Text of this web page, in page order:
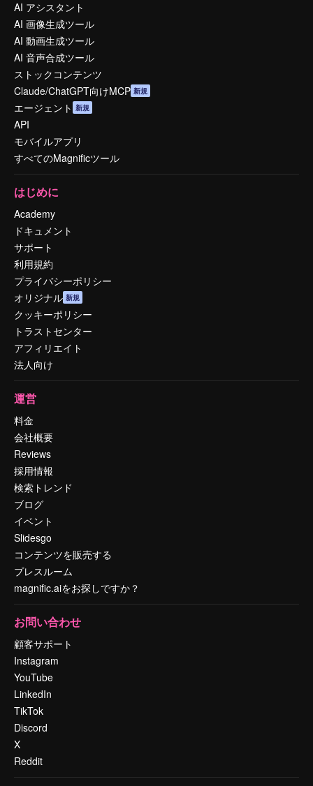
AI アシスタント
AI 画像生成ツール
AI 動画生成ツール
AI 音声合成ツール
ストックコンテンツ
Claude/ChatGPT向けMCP 新規
エージェント 新規
API
モバイルアプリ
すべてのMagnificツール
はじめに
Academy
ドキュメント
サポート
利用規約
プライバシーポリシー
オリジナル 新規
クッキーポリシー
トラストセンター
アフィリエイト
法人向け
運営
料金
会社概要
Reviews
採用情報
検索トレンド
ブログ
イベント
Slidesgo
コンテンツを販売する
プレスルーム
magnific.aiをお探しですか？
お問い合わせ
顧客サポート
Instagram
YouTube
LinkedIn
TikTok
Discord
X
Reddit